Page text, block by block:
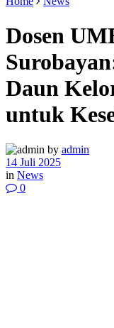
Dosen
Daun
untuk
by admin
14 Juli 2025
in News
0